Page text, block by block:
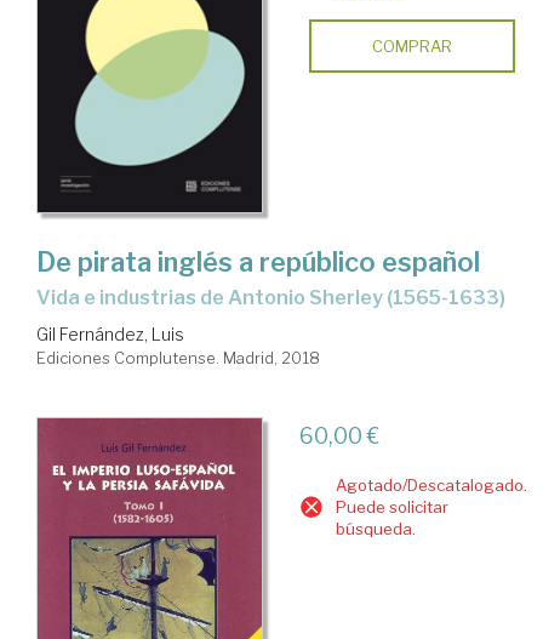
COMPRAR
De pirata inglés a repúblico español
Vida e industrias de Antonio Sherley (1565-1633)
Gil Fernández, Luis
Ediciones Complutense. Madrid, 2018
60,00 €
Agotado/Descatalogado.
Puede solicitar
búsqueda.